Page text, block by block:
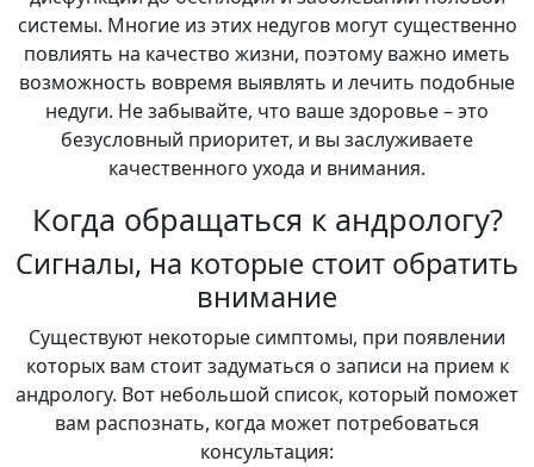
системы. Многие из этих недугов могут существенно
повлиять на качество жизни, поэтому важно иметь
возможность вовремя выявлять и лечить подобные
недуги. Не забывайте, что ваше здоровье – это
безусловный приоритет, и вы заслуживаете
качественного ухода и внимания.
Когда обращаться к андрологу?
Сигналы, на которые стоит обратить
внимание
Существуют некоторые симптомы, при появлении
которых вам стоит задуматься о записи на прием к
андрологу. Вот небольшой список, который поможет
вам распознать, когда может потребоваться
консультация: